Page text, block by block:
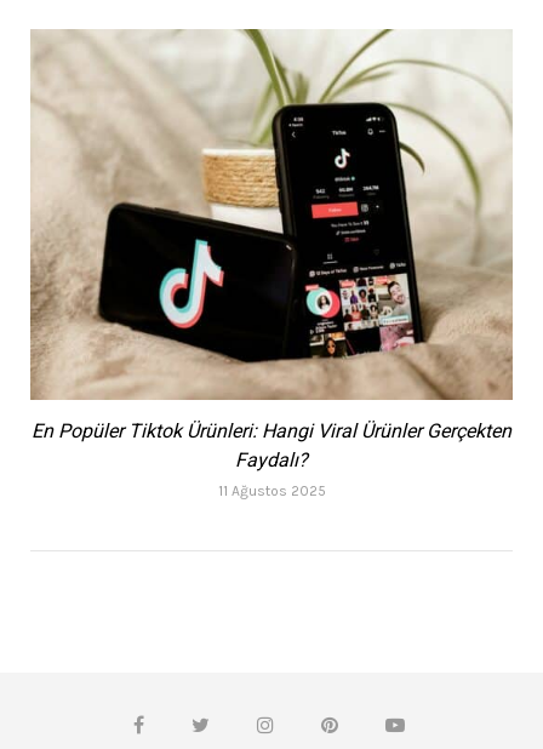
En Popüler Tiktok Ürünleri: Hangi Viral Ürünler Gerçekten
Faydalı?
11 Ağustos 2025